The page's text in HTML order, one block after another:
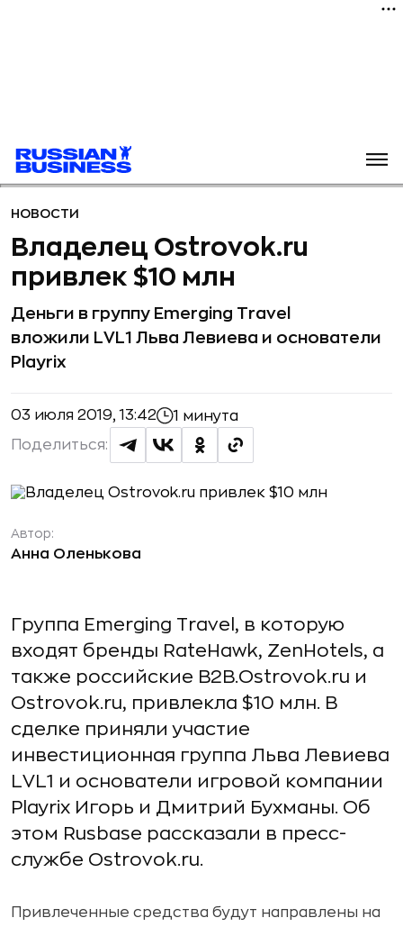
НОВОСТИ
Владелец Ostrovok.ru
привлек $10 млн
Деньги в группу Emerging Travel
вложили LVL1 Льва Левиева и основатели
Playrix
03 июля 2019, 13:42 1 минута
Поделиться:
Автор:
Анна Оленькова
Группа Emerging Travel, в которую
входят бренды RateHawk, ZenHotels, а
также российские B2B.Ostrovok.ru и
Ostrovok.ru, привлекла $10 млн. В
сделке приняли участие
инвестиционная группа Льва Левиева
LVL1 и основатели игровой компании
Playrix Игорь и Дмитрий Бухманы. Об
этом Rusbase рассказали в пресс-
службе Ostrovok.ru.
Привлеченные средства будут направлены на